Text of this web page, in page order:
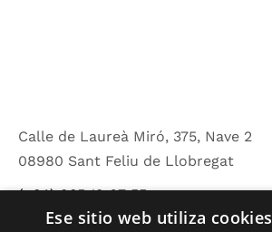
Calle de Laureà Miró, 375, Nave 2
08980 Sant Feliu de Llobregat
(+34) 935 19 67 55
info@zonaplotter.com
Ese sitio web utiliza cookies